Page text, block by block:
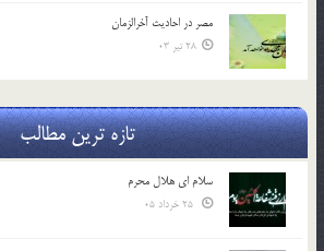
مصر در احادیث آخرالزمان
28 تیر 03
تازه ترین مطالب
سلام ای هلال محرم